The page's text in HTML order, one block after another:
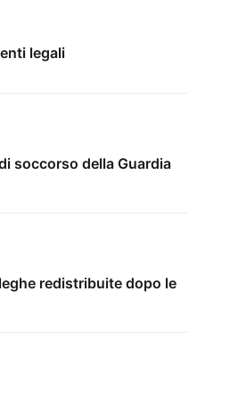
legali
soccorso della Guardia
redistribuite dopo le